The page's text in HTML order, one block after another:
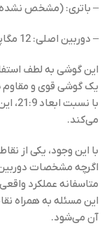
– باتری: (مشخص
– دوربین اصلی: 12 مگاپیکسل
با
می‌کند.
با این وجود، یکی از
اگرچه مشخصات دوربین
متاسفانه عملکرد
این مسئله به همراه
آن می‌شود.